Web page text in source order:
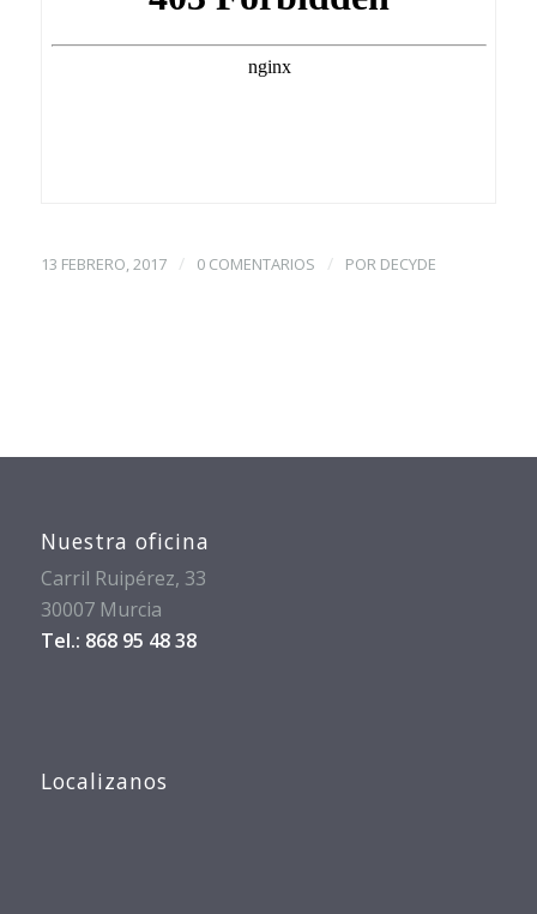
13 FEBRERO, 2017 / 0 COMENTARIOS / POR DECYDE
Nuestra oficina
Carril Ruipérez, 33
30007 Murcia
Tel.: 868 95 48 38
Localizanos